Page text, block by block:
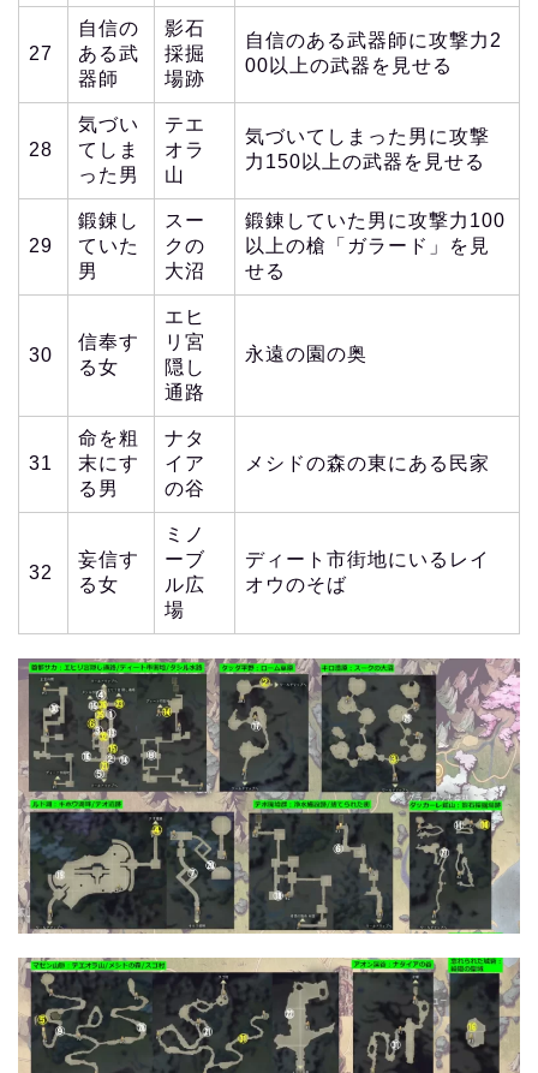
27
自信の
ある武
器師
影石
採掘
場跡
自信のある武器師に攻撃力2
00以上の武器を見せる
28
気づい
てしま
った男
テエ
オラ
山
気づいてしまった男に攻撃
力150以上の武器を見せる
29
鍛錬し
ていた
男
スー
クの
大沼
鍛錬していた男に攻撃力100
以上の槍「ガラード」を見
せる
30
信奉す
る女
エヒ
リ宮
隠し
通路
永遠の園の奥
31
命を粗
末にす
る男
ナタ
イア
の谷
メシドの森の東にある民家
32
妄信す
る女
ミノ
ーブ
ル広
場
ディート市街地にいるレイ
オウのそば